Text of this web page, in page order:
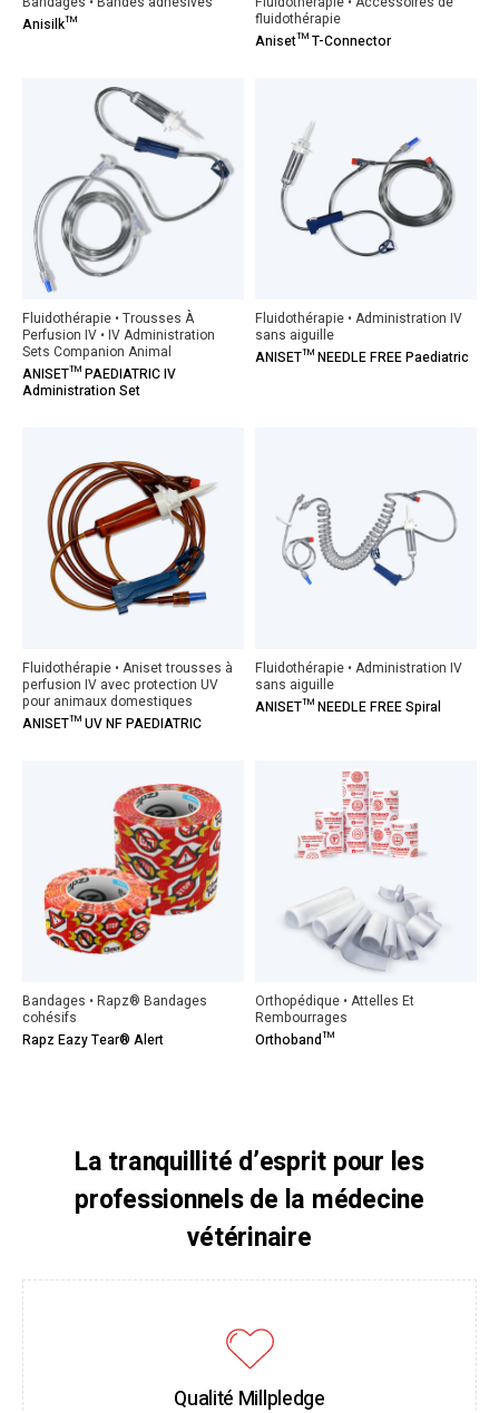
Anisilk™
fluidothérapie
Aniset™ T-Connector
Fluidothérapie • Trousses À
Perfusion IV • IV Administration
Sets Companion Animal
ANISET™ PAEDIATRIC IV
Administration Set
Fluidothérapie • Administration IV
sans aiguille
ANISET™ NEEDLE FREE Paediatric
Fluidothérapie • Aniset trousses à
perfusion IV avec protection UV
pour animaux domestiques
ANISET™ UV NF PAEDIATRIC
Fluidothérapie • Administration IV
sans aiguille
ANISET™ NEEDLE FREE Spiral
Bandages • Rapz® Bandages
cohésifs
Rapz Eazy Tear® Alert
Orthopédique • Attelles Et
Rembourrages
Orthoband™
La tranquillité d’esprit pour les
professionnels de la médecine
vétérinaire
Qualité Millpledge